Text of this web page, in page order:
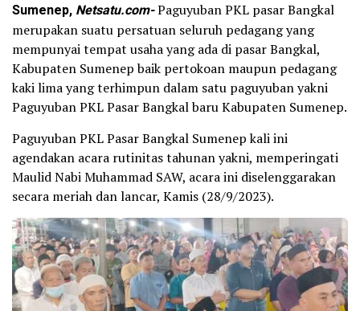
Sumenep, Netsatu.com-Paguyuban PKL pasar Bangkal
merupakan suatu persatuan seluruh pedagang yang
mempunyai tempat usaha yang ada di pasar Bangkal,
Kabupaten Sumenep baik pertokoan maupun pedagang
kaki lima yang terhimpun dalam satu paguyuban yakni
Paguyuban PKL Pasar Bangkal baru Kabupaten Sumenep.
Paguyuban PKL Pasar Bangkal Sumenep kali ini
agendakan acara rutinitas tahunan yakni, memperingati
Maulid Nabi Muhammad SAW, acara ini diselenggarakan
secara meriah dan lancar, Kamis (28/9/2023).